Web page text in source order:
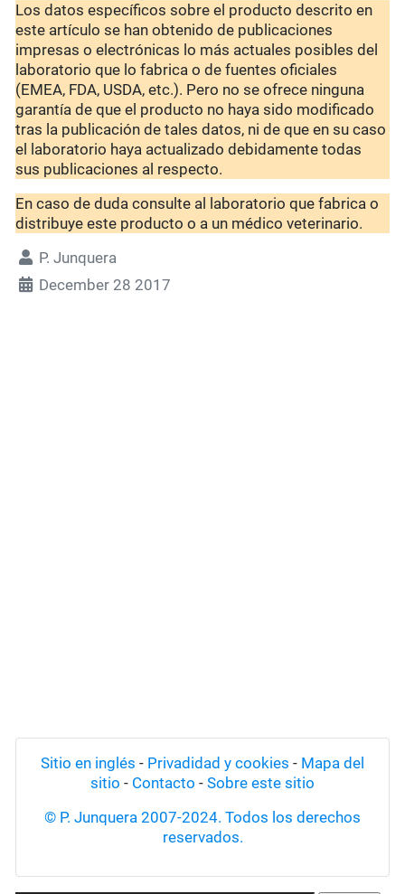
Los datos específicos sobre el producto descrito en
este artículo se han obtenido de publicaciones
impresas o electrónicas lo más actuales posibles del
laboratorio que lo fabrica o de fuentes oficiales
(EMEA, FDA, USDA, etc.). Pero no se ofrece ninguna
garantía de que el producto no haya sido modificado
tras la publicación de tales datos, ni de que en su caso
el laboratorio haya actualizado debidamente todas
sus publicaciones al respecto.
En caso de duda consulte al laboratorio que fabrica o
distribuye este producto o a un médico veterinario.
P. Junquera
December 28 2017
Sitio en inglés - Privadidad y cookies - Mapa del
sitio - Contacto - Sobre este sitio
© P. Junquera 2007-2024. Todos los derechos
reservados.